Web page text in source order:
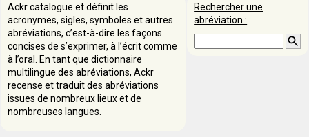
Rechercher une
abréviation :
Ackr catalogue et définit les
acronymes, sigles, symboles et autres
abréviations, c’est-à-dire les façons
concises de s’exprimer, à l’écrit comme
à l’oral. En tant que dictionnaire
multilingue des abréviations, Ackr
recense et traduit des abréviations
issues de nombreux lieux et de
nombreuses langues.